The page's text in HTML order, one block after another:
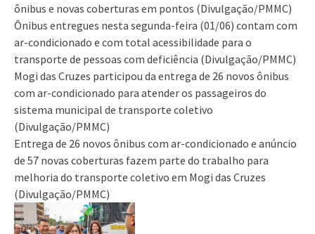
ônibus e novas coberturas em pontos (Divulgação/PMMC)
Ônibus entregues nesta segunda-feira (01/06) contam com
ar-condicionado e com total acessibilidade para o
transporte de pessoas com deficiência (Divulgação/PMMC)
Mogi das Cruzes participou da entrega de 26 novos ônibus
com ar-condicionado para atender os passageiros do
sistema municipal de transporte coletivo
(Divulgação/PMMC)
Entrega de 26 novos ônibus com ar-condicionado e anúncio
de 57 novas coberturas fazem parte do trabalho para
melhoria do transporte coletivo em Mogi das Cruzes
(Divulgação/PMMC)